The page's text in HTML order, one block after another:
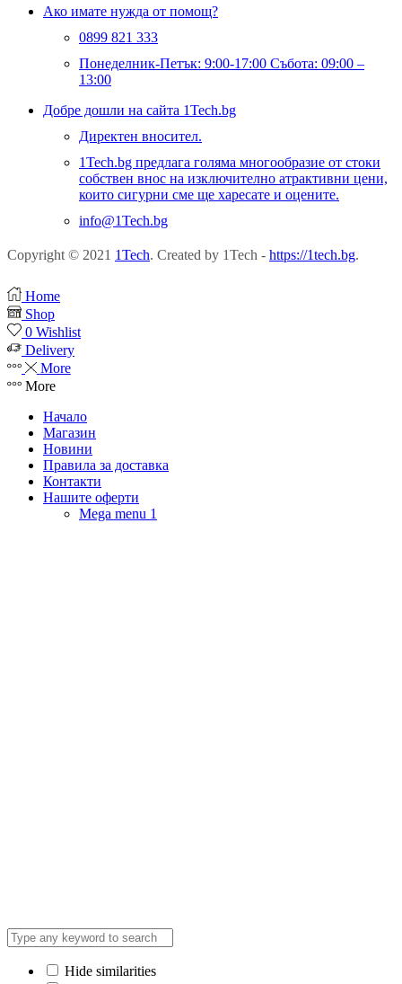
Ако имате нужда от помощ?
0899 821 333
Понеделник-Петък: 9:00-17:00 Събота: 09:00 –
13:00
Добре дошли на сайта 1Tech.bg
Директен вносител.
1Tech.bg предлага голяма многообразие от стоки
собствен внос на изключително атрактивни цени,
които сигурни сме ще харесате и оцените.
info@1Tech.bg
Copyright © 2021 1Tech. Created by 1Tech - https://1tech.bg.
Home
Shop
0 Wishlist
Delivery
More
More
Начало
Магазин
Новини
Правила за доставка
Контакти
Нашите оферти
Mega menu 1
Hide similarities